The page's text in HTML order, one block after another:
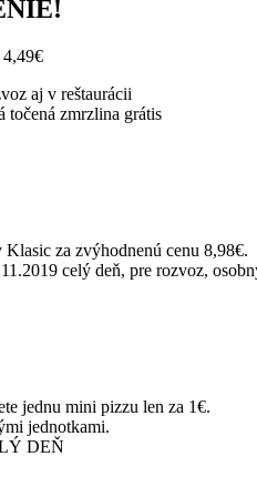
aj v reštaurácii
točená zmrzlina grátis
za zvýhodnenú cenu 8,98€.
celý deň, pre rozvoz,
jednu mini pizzu len za 1€.
jednotkami.
DEŇ